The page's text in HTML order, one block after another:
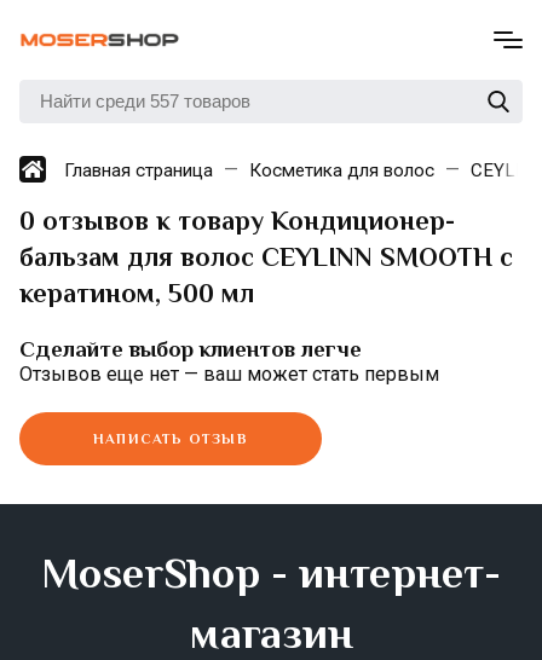
Главная страница Косметика для волос
0 отзывов к товару Кондиционер-
бальзам для волос CEYLINN SMOOTH с
кератином, 500 мл
Сделайте выбор клиентов легче
Отзывов еще нет — ваш может стать первым
НАПИСАТЬ ОТЗЫВ
MoserShop - интернет-
магазин